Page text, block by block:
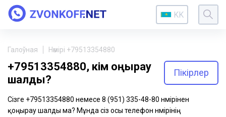
KK
Галоўная Нөмірі +79513354880
+79513354880, кім қоңырау
шалды?
Пікірлер
Сізге +79513354880 немесе 8 (951) 335-48-80 нөмірінен
қоңырау шалды ма? Мұнда сіз осы телефон нөмірінің